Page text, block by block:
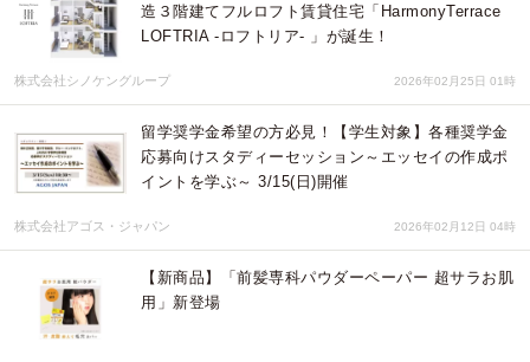
造３階建てフルロフト賃貸住宅「HarmonyTerrace
LOFTRIA -ロフトリア- 」が誕生！
株式会社シノケングループ 2026年02月25日 01時
留学奨学金希望の方必見！【学生対象】各種奨学金
応募向けスタディーセッション～エッセイの作成ポ
イントを学ぶ～ 3/15(日)開催
株式会社アゴス・ジャパン 2026年02月12日 04時
【新商品】「前髪専科パウダーペーパー 超サラお肌
用」新登場